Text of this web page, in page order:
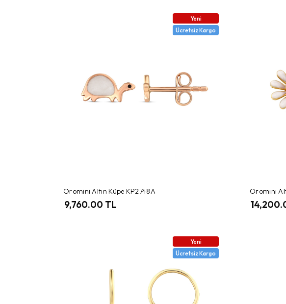
Yeni
Ücretsiz Kargo
Oromini Altın Küpe KP2748A
9,760.00 TL
Oromini
Yeni
Ücretsiz Kargo